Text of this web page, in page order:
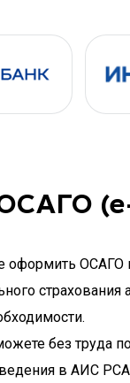
ОСАГО
без труда
в АИС